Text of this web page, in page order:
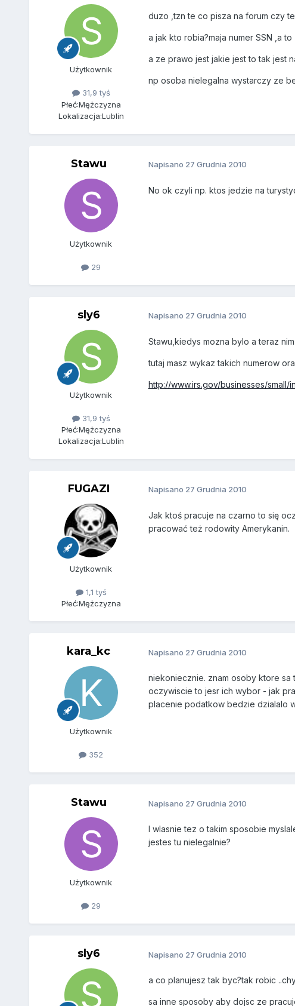
Użytkownik
31,9 tyś
Płeć:Mężczyzna
Lokalizacja:Lublin
duzo ,tzn te co pisza na forum czy
a jak kto robia?maja numer SSN ,a
a ze prawo jest jakie jest to tak jest
np osoba nielegalna wystarczy ze
Stawu
Użytkownik
29
Napisano 27 Grudnia 2010
No ok czyli np. ktos jedzie na
sly6
Użytkownik
31,9 tyś
Płeć:Mężczyzna
Lokalizacja:Lublin
Napisano 27 Grudnia 2010
Stawu,kiedys mozna bylo a teraz
tutaj masz wykaz takich numerow
http://www.irs.gov/businesses/small/
FUGAZI
Użytkownik
1,1 tyś
Płeć:Mężczyzna
Napisano 27 Grudnia 2010
Jak ktoś pracuje na czarno to się
pracować też rodowity Amerykanin.
kara_kc
Użytkownik
352
Napisano 27 Grudnia 2010
niekoniecznie. znam osoby ktore sa
oczywiscie to jesr ich wybor - jak
placenie podatkow bedzie dzialalo
Stawu
Użytkownik
29
Napisano 27 Grudnia 2010
I wlasnie tez o takim sposobie
jestes tu nielegalnie?
sly6 Napisano 27 Grudnia 2010
a co planujesz tak byc?tak robic
sa inne sposoby aby dojsc ze